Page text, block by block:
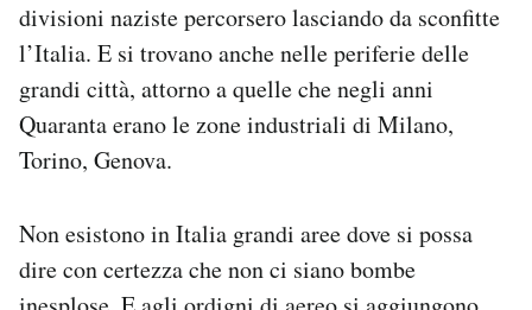
divisioni naziste percorsero lasciando da sconfitte
l’Italia. E si trovano anche nelle periferie delle
grandi città, attorno a quelle che negli anni
Quaranta erano le zone industriali di Milano,
Torino, Genova.
Non esistono in Italia grandi aree dove si possa
dire con certezza che non ci siano bombe